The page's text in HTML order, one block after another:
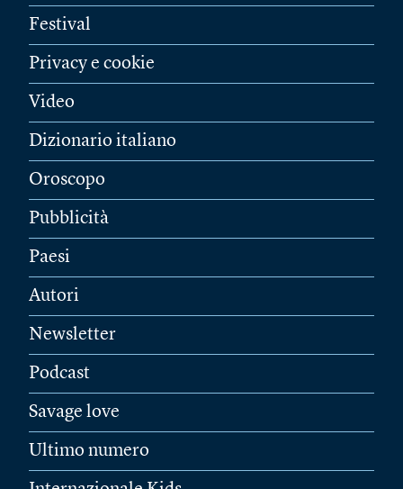
Festival
Privacy e cookie
Video
Dizionario italiano
Oroscopo
Pubblicità
Paesi
Autori
Newsletter
Podcast
Savage love
Ultimo numero